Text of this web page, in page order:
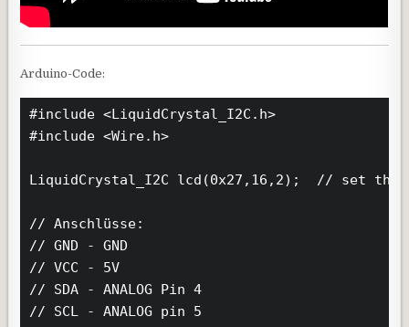
Arduino-Code:
#include <LiquidCrystal_I2C.h>
#include <Wire.h>
LiquidCrystal_I2C lcd(0x27,16,2);  // set the
// Anschlüsse:
// GND - GND
// VCC - 5V
// SDA - ANALOG Pin 4
// SCL - ANALOG pin 5